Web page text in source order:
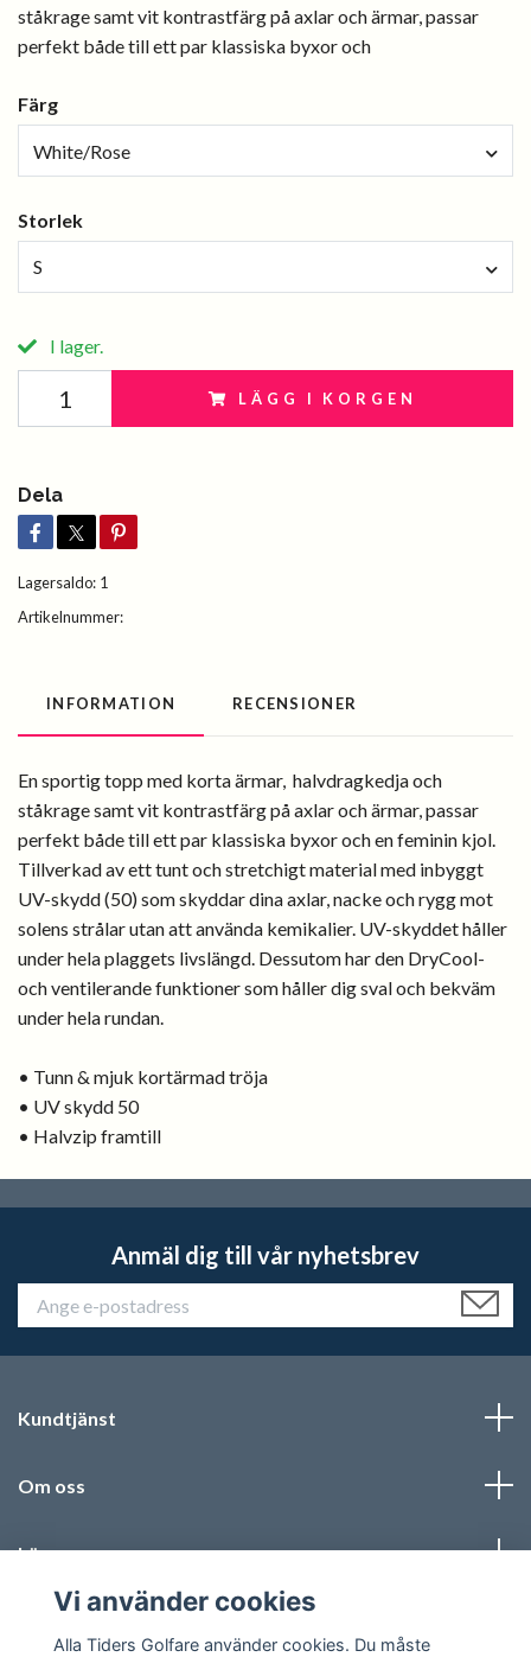
ståkrage samt vit kontrastfärg på axlar och ärmar, passar
perfekt både till ett par klassiska byxor och
Färg
White/Rose
Storlek
S
I lager.
LÄGG I KORGEN
Dela
Lagersaldo: 1
Artikelnummer:
INFORMATION RECENSIONER
En sportig topp med korta ärmar, halvdragkedja och
ståkrage samt vit kontrastfärg på axlar och ärmar, passar
perfekt både till ett par klassiska byxor och en feminin kjol.
Tillverkad av ett tunt och stretchigt material med inbyggt
UV-skydd (50) som skyddar dina axlar, nacke och rygg mot
solens strålar utan att använda kemikalier. UV-skyddet håller
under hela plaggets livslängd. Dessutom har den DryCool-
och ventilerande funktioner som håller dig sval och bekväm
under hela rundan.
• Tunn & mjuk kortärmad tröja
• UV skydd 50
• Halvzip framtill
Anmäl dig till vår nyhetsbrev
Kundtjänst
Om oss
Läs mer
Vi använder cookies
Alla Tiders Golfare använder cookies. Du måste